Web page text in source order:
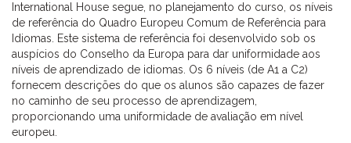
International House segue, no planejamento do curso, os níveis
de referência do Quadro Europeu Comum de Referência para
Idiomas. Este sistema de referência foi desenvolvido sob os
auspícios do Conselho da Europa para dar uniformidade aos
níveis de aprendizado de idiomas. Os 6 níveis (de A1 a C2)
fornecem descrições do que os alunos são capazes de fazer
no caminho de seu processo de aprendizagem,
proporcionando uma uniformidade de avaliação em nível
europeu.